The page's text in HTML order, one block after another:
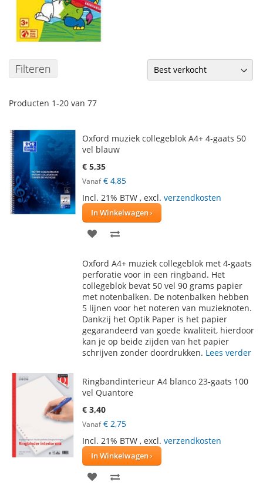
Filteren
Producten 1-20 van 77
Oxford muziek collegeblok A4+ 4-gaats 50
vel blauw
€ 5,35
Vanaf € 4,85
Incl. 21% BTW , excl. verzendkosten
In Winkelwagen
VOEG
AAN
VERLANGLIJST
TE
VERGELIJKEN
Oxford A4+ muziek collegeblok met 4-gaats
perforatie voor in een ringband. Het
collegeblok bevat 50 vel 90 grams papier
met notenbalken. De notenbalken hebben
5 lijnen voor het noteren van muzieknoten.
Dankzij het Optik Paper is het papier
gegarandeerd van goede kwaliteit, hierdoor
kan je op beide zijden van het papier
schrijven zonder doordrukken. Lees verder
Ringbandinterieur A4 blanco 23-gaats 100
vel Quantore
€ 3,40
Vanaf € 2,75
Incl. 21% BTW , excl. verzendkosten
In Winkelwagen
VOEG